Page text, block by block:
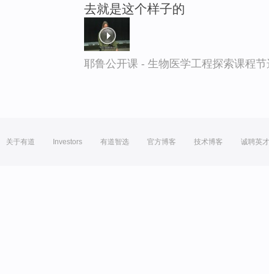
去就是这个样子的
耶鲁公开课 - 生物医学工程探索课程节
关于有道 Investors 有道智选 官方博客 技术博客 诚聘英才